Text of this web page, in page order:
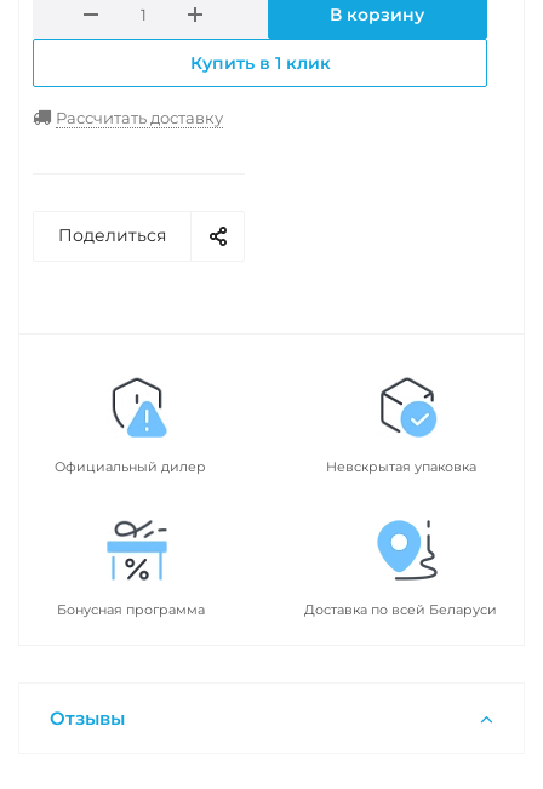
В корзину
Купить в 1 клик
Рассчитать доставку
Поделиться
Официальный дилер Невскрытая упаковка
Бонусная программа Доставка по всей Беларуси
Отзывы